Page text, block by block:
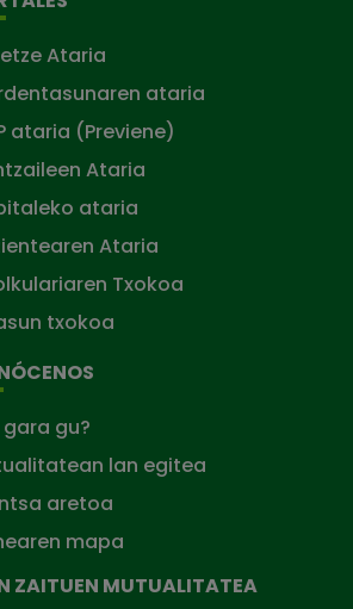
Ataria
ataria
ataria (Previene)
Ataria
ataria
Ataria
Txokoa
txokoa
gara gu?
lan egitea
aretoa
mapa
ZAITUEN MUTUALITATEA